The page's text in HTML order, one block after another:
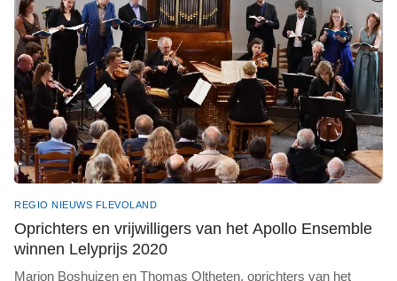
REGIO NIEUWS FLEVOLAND
Oprichters en vrijwilligers van het Apollo Ensemble
winnen Lelyprijs 2020
Marion Boshuizen en Thomas Oltheten, oprichters van het